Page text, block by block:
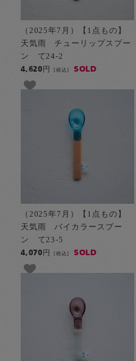
（2025年7月）【1点もの】
天気雨 チューリップスプー
ン て24-2
4,620円[税込] SOLD
（2025年7月）【1点もの】
天気雨 バイカラースプー
ン て23-5
4,070円[税込] SOLD